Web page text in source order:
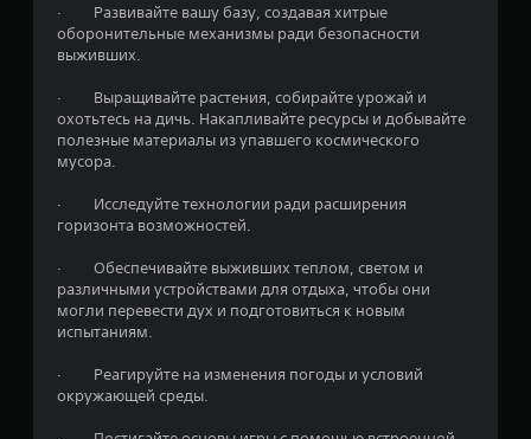
с
и
· Развивайте вашу базу, создавая хитрые
оборонительные механизмы ради безопасности
выживших.
· Выращивайте растения, собирайте урожай и
охотьтесь на дичь. Накапливайте ресурсы и добывайте
полезные материалы из упавшего космического
мусора.
· Исследуйте технологии ради расширения
горизонта возможностей.
· Обеспечивайте выживших теплом, светом и
различными устройствами для отдыха, чтобы они
могли перевести дух и подготовиться к новым
испытаниям.
· Реагируйте на изменения погоды и условий
окружающей среды.